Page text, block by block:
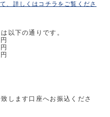
、詳しくはコチラをご覧くださ
以下の通りです。
します口座へお振込くださ